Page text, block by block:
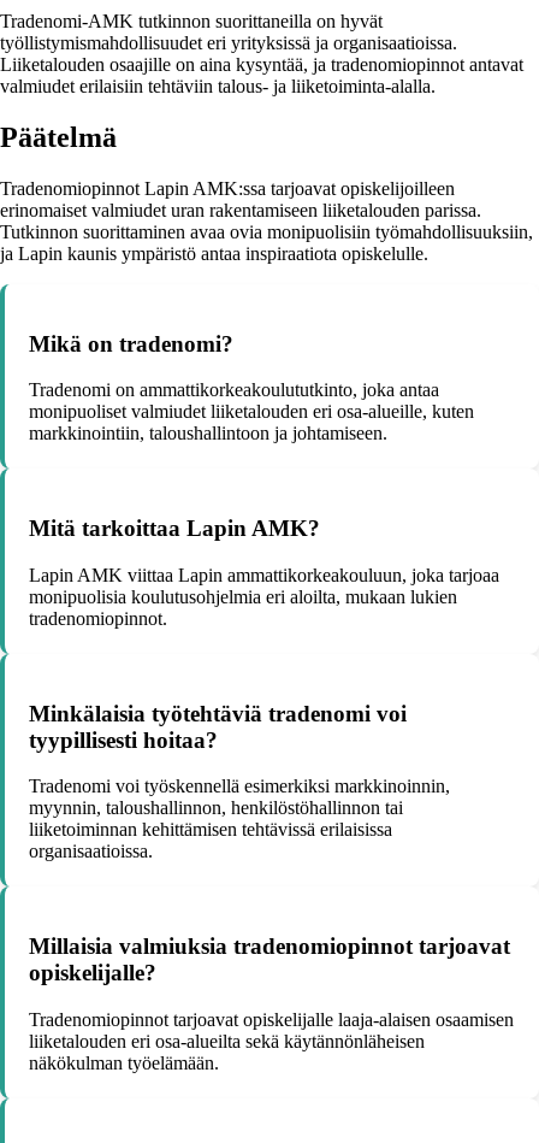
Tradenomi-AMK tutkinnon suorittaneilla on hyvät
työllistymismahdollisuudet eri yrityksissä ja organisaatioissa.
Liiketalouden osaajille on aina kysyntää, ja tradenomiopinnot antavat
valmiudet erilaisiin tehtäviin talous- ja liiketoiminta-alalla.
Päätelmä
Tradenomiopinnot Lapin AMK:ssa tarjoavat opiskelijoilleen
erinomaiset valmiudet uran rakentamiseen liiketalouden parissa.
Tutkinnon suorittaminen avaa ovia monipuolisiin työmahdollisuuksiin,
ja Lapin kaunis ympäristö antaa inspiraatiota opiskelulle.
Mikä on tradenomi?
Tradenomi on ammattikorkeakoulututkinto, joka antaa
monipuoliset valmiudet liiketalouden eri osa-alueille, kuten
markkinointiin, taloushallintoon ja johtamiseen.
Mitä tarkoittaa Lapin AMK?
Lapin AMK viittaa Lapin ammattikorkeakouluun, joka tarjoaa
monipuolisia koulutusohjelmia eri aloilta, mukaan lukien
tradenomiopinnot.
Minkälaisia työtehtäviä tradenomi voi
tyypillisesti hoitaa?
Tradenomi voi työskennellä esimerkiksi markkinoinnin,
myynnin, taloushallinnon, henkilöstöhallinnon tai
liiketoiminnan kehittämisen tehtävissä erilaisissa
organisaatioissa.
Millaisia valmiuksia tradenomiopinnot tarjoavat
opiskelijalle?
Tradenomiopinnot tarjoavat opiskelijalle laaja-alaisen osaamisen
liiketalouden eri osa-alueilta sekä käytännönläheisen
näkökulman työelämään.